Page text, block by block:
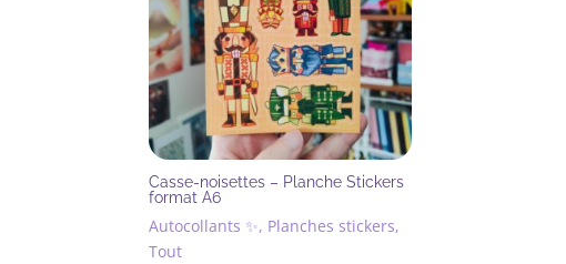
Casse-noisettes – Planche Stickers
format A6
Autocollants ✨, Planches stickers,
Tout